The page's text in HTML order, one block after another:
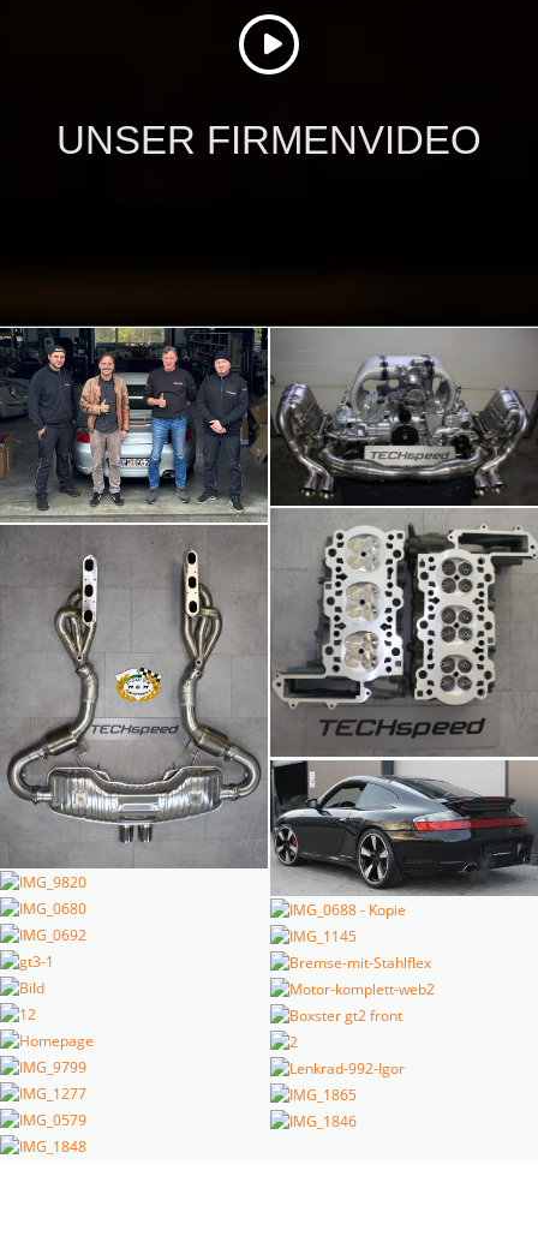
UNSER FIRMENVIDEO